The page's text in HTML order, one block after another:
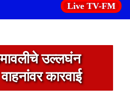
Live TV-FM
उल्लघंन
कारवाई